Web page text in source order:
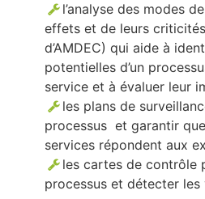
l’analyse des modes
effets et de leurs
d’AMDEC) qui aide à
potentielles d’un
service et à évaluer leur
les plans de
processus et garantir
services répondent aux
les cartes de contrôle
processus et détecter les